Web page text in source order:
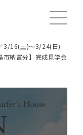
3/16(土)〜3/24(日)
市納富分】完成見学会